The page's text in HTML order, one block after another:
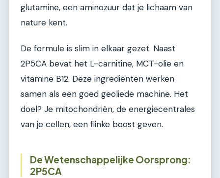
glutamine, een aminozuur dat je lichaam van
nature kent.
De formule is slim in elkaar gezet. Naast
2P5CA bevat het L-carnitine, MCT-olie en
vitamine B12. Deze ingrediënten werken
samen als een goed geoliede machine. Het
doel? Je mitochondriën, de energiecentrales
van je cellen, een flinke boost geven.
De Wetenschappelijke Oorsprong:
2P5CA